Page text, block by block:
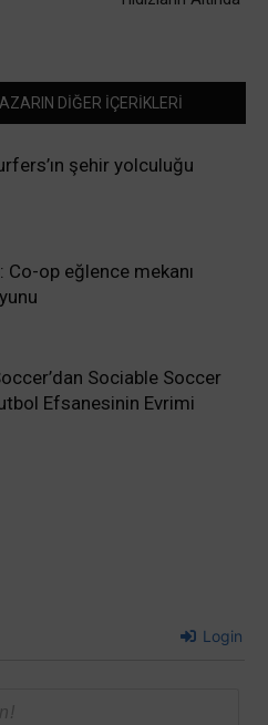
DİĞER İÇERİKLERİ
şehir yolculuğu
Co-op eğlence mekanı
Sociable Soccer
Efsanesinin Evrimi
Login